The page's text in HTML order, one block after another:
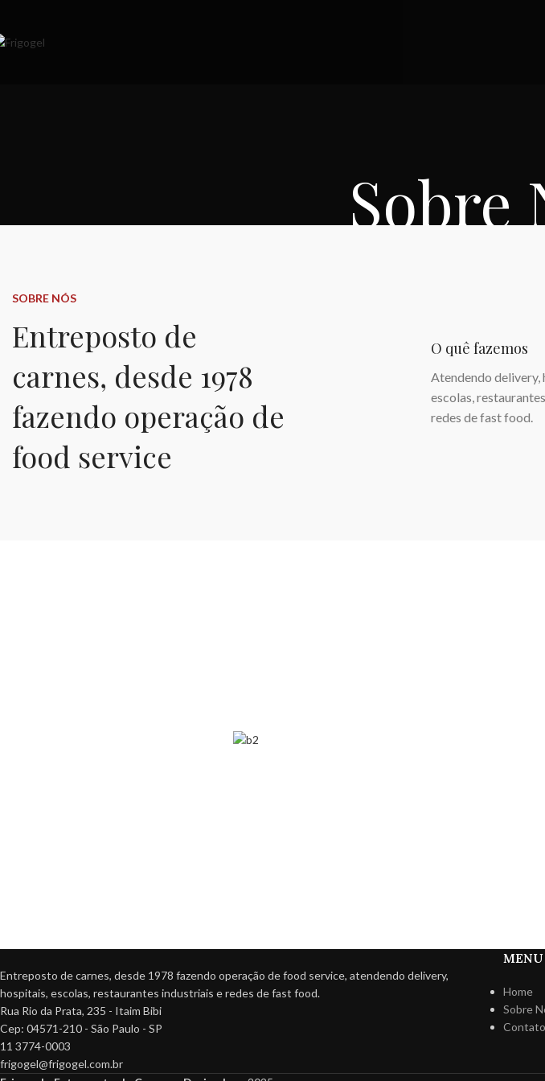
Sobre
SOBRE NÓS
Entreposto de
carnes, desde 1978
fazendo operação de
food service
O quê fazemos
Atendendo delivery,
escolas,
redes de fast food.
Entreposto de carnes, desde 1978 fazendo operação de food service, atendendo delivery,
hospitais, escolas, restaurantes industriais e redes de fast food.
Rua Rio da Prata, 235 - Itaim Bibi
Cep: 04571-210 - São Paulo - SP
11 3774-0003
frigogel@frigogel.com.br
MENU
Home
Sobre
Contato